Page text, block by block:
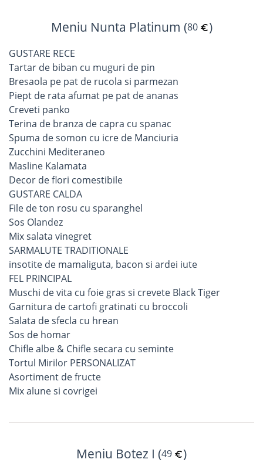
Meniu Nunta Platinum (80 )
GUSTARE RECE
Tartar de biban cu muguri de pin
Bresaola pe pat de rucola si parmezan
Piept de rata afumat pe pat de ananas
Creveti panko
Terina de branza de capra cu spanac
Spuma de somon cu icre de Manciuria
Zucchini Mediteraneo
Masline Kalamata
Decor de flori comestibile
GUSTARE CALDA
File de ton rosu cu sparanghel
Sos Olandez
Mix salata vinegret
SARMALUTE TRADITIONALE
insotite de mamaliguta, bacon si ardei iute
FEL PRINCIPAL
Muschi de vita cu foie gras si crevete Black Tiger
Garnitura de cartofi gratinati cu broccoli
Salata de sfecla cu hrean
Sos de homar
Chifle albe & Chifle secara cu seminte
Tortul Mirilor PERSONALIZAT
Asortiment de fructe
Mix alune si covrigei
Meniu Botez I (49 )